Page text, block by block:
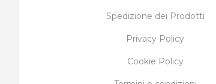
Spedizione dei Prodotti
Privacy Policy
Cookie Policy